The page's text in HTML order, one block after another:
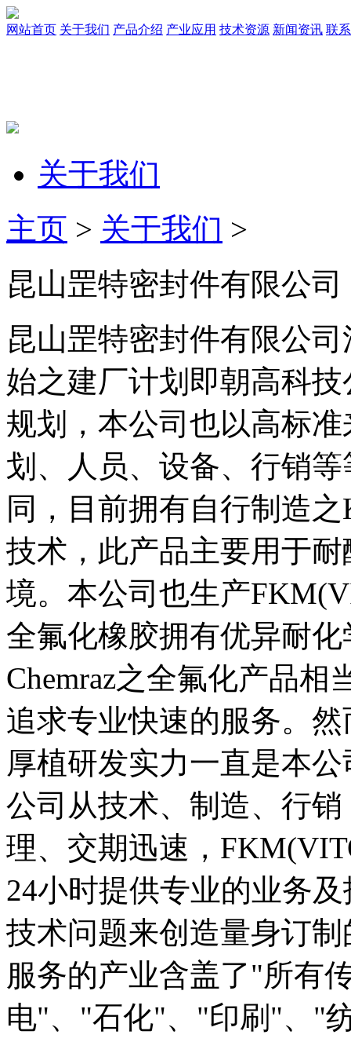
网站首页 关于我们 产品介绍 产业应用 技术资源 新闻资讯 联
关于我们
主页 > 关于我们 >
昆山罡特密封件有限公司
昆山罡特密封件有限公
始之建厂计划即朝高科
规划，本公司也以高标
划、人员、设备、行销
同，目前拥有自行制造
技术，此产品主要用于
境。本公司也生产
全氟化橡胶拥有优异耐
Chemraz之全氟化产品
追求专业快速的服务。
厚植研发实力一直是本
公司从技术、制造、行
理、交期迅速，
24小时提供专业的业务
技术问题来创造量身订
服务的产业含盖了"所有
电"、"石化"、"印刷"、"